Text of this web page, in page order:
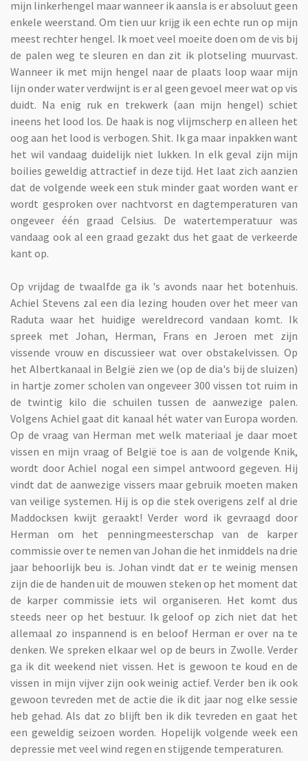
mijn linkerhengel maar wanneer ik aansla is er absoluut geen
enkele weerstand. Om tien uur krijg ik een echte run op mijn
meest rechter hengel. Ik moet veel moeite doen om de vis bij
de palen weg te sleuren en dan zit ik plotseling muurvast.
Wanneer ik met mijn hengel naar de plaats loop waar mijn
lijn onder water verdwijnt is er al geen gevoel meer wat op vis
duidt. Na enig ruk en trekwerk (aan mijn hengel) schiet
ineens het lood los. De haak is nog vlijmscherp en alleen het
oog aan het lood is verbogen. Shit. Ik ga maar inpakken want
het wil vandaag duidelijk niet lukken. In elk geval zijn mijn
boilies geweldig attractief in deze tijd. Het laat zich aanzien
dat de volgende week een stuk minder gaat worden want er
wordt gesproken over nachtvorst en dagtemperaturen van
ongeveer één graad Celsius. De watertemperatuur was
vandaag ook al een graad gezakt dus het gaat de verkeerde
kant op.
Op vrijdag de twaalfde ga ik 's avonds naar het botenhuis.
Achiel Stevens zal een dia lezing houden over het meer van
Raduta waar het huidige wereldrecord vandaan komt. Ik
spreek met Johan, Herman, Frans en Jeroen met zijn
vissende vrouw en discussieer wat over obstakelvissen. Op
het Albertkanaal in België zien we (op de dia's bij de sluizen)
in hartje zomer scholen van ongeveer 300 vissen tot ruim in
de twintig kilo die schuilen tussen de aanwezige palen.
Volgens Achiel gaat dit kanaal hét water van Europa worden.
Op de vraag van Herman met welk materiaal je daar moet
vissen en mijn vraag of België toe is aan de volgende Knik,
wordt door Achiel nogal een simpel antwoord gegeven. Hij
vindt dat de aanwezige vissers maar gebruik moeten maken
van veilige systemen. Hij is op die stek overigens zelf al drie
Maddocksen kwijt geraakt! Verder word ik gevraagd door
Herman om het penningmeesterschap van de karper
commissie over te nemen van Johan die het inmiddels na drie
jaar behoorlijk beu is. Johan vindt dat er te weinig mensen
zijn die de handen uit de mouwen steken op het moment dat
de karper commissie iets wil organiseren. Het komt dus
steeds neer op het bestuur. Ik geloof op zich niet dat het
allemaal zo inspannend is en beloof Herman er over na te
denken. We spreken elkaar wel op de beurs in Zwolle. Verder
ga ik dit weekend niet vissen. Het is gewoon te koud en de
vissen in mijn vijver zijn ook weinig actief. Verder ben ik ook
gewoon tevreden met de actie die ik dit jaar nog elke sessie
heb gehad. Als dat zo blijft ben ik dik tevreden en gaat het
een geweldig seizoen worden. Hopelijk volgende week een
depressie met veel wind regen en stijgende temperaturen.